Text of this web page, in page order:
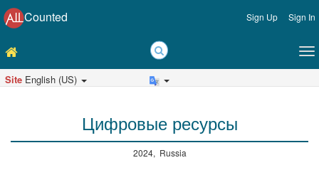
Counted Sign Up Sign In
Site English (US)
Цифровые ресурсы
2024, Russia